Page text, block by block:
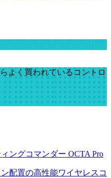
よく買われているコントロ
ングコマンダー OCTA Pro
配置の高性能ワイヤレスコ